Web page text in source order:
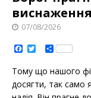
виснаження
07/08/2026
a
e
b
o
t
t
e
S
h
r
e
Тому що нашого
досягти, так само